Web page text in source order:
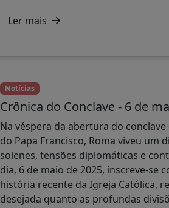
Ler mais
Notícias
Crônica do Conclave - 6 de
Na véspera da abertura do
do Papa Francisco, Roma viveu um
solenes, tensões diplomáticas e
dia, 6 de maio de 2025, inscreve-se
história recente da Igreja Católica,
desejada quanto as profundas